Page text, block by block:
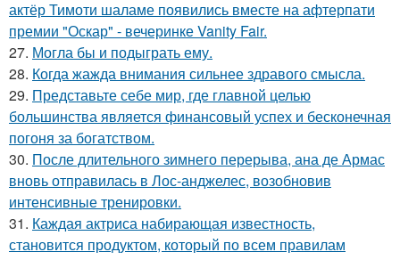
актёр Тимоти шаламе появились вместе на афтерпати
премии "Оскар" - вечеринке Vanity Fair.
27. Могла бы и подыграть ему.
28. Когда жажда внимания сильнее здравого смысла.
29. Представьте себе мир, где главной целью
большинства является финансовый успех и бесконечная
погоня за богатством.
30. После длительного зимнего перерыва, ана де Армас
вновь отправилась в Лос-анджелес, возобновив
интенсивные тренировки.
31. Каждая актриса набирающая известность,
становится продуктом, который по всем правилам